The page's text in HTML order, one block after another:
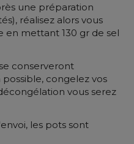
une préparation
réalisez alors vous
en mettant 130 gr de sel
conserveront
congelez vos
vous serez
les pots sont